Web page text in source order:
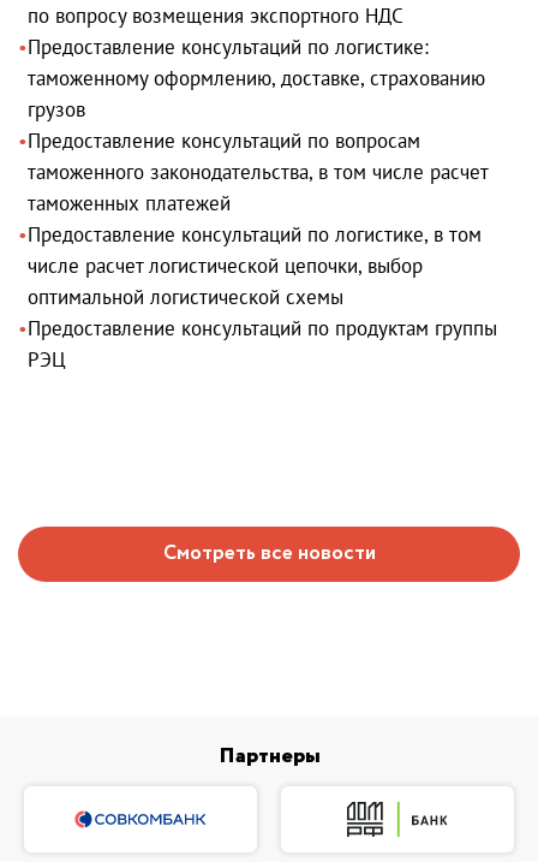
по вопросу возмещения экспортного НДС
Предоставление консультаций по логистике:
таможенному оформлению, доставке, страхованию
грузов
Предоставление консультаций по вопросам
таможенного законодательства, в том числе расчет
таможенных платежей
Предоставление консультаций по логистике, в том
числе расчет логистической цепочки, выбор
оптимальной логистической схемы
Предоставление консультаций по продуктам группы
РЭЦ
Смотреть все новости
Партнеры